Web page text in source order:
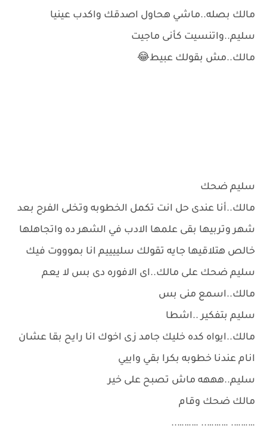
مالك بصله..ماشي هحاول اصدقك واكدب عينيا
سليم..واتنسيت كأنى ماجيت
مالك..مش بقولك عبيط😂
سليم ضحك
مالك..أنا عندى حل انت تكمل الخطوبه وتخلى الفرح بعد
شهر وتربيها بقى علمها الادب في الشهر ده واتجاهلها
خالص هتلاقيها جايه تقولك سلييييم انا بموووت فيك
سليم ضحك على مالك..اى الافوره دى بس لا يعم
مالك..اسمع منى بس
سليم بتفكير ..اشطا
مالك..ايواه كده خليك جامد زى اخوك انا رايح بقا عشان
انام عندنا خطوبه بكرا بقي واييي
سليم..هههه ماش تصبح على خير
مالك ضحك وقام
………. ……….. ………..